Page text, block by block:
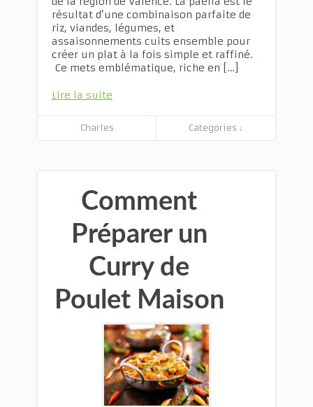
résultat d’une combinaison parfaite de
riz, viandes, légumes, et
assaisonnements cuits ensemble pour
créer un plat à la fois simple et raffiné.
Ce mets emblématique, riche en […]
Lire la suite
Charles Categories ↓
Comment
Préparer un
Curry de
Poulet Maison